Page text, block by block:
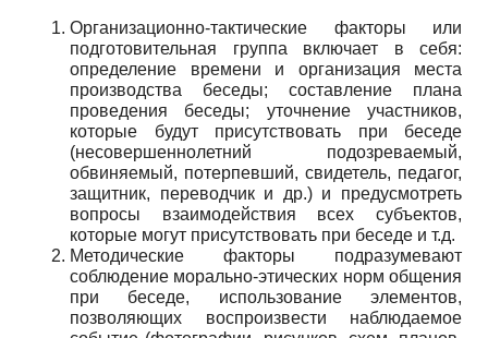
Организационно-тактические факторы или
подготовительная группа включает в себя:
определение времени и организация места
производства беседы; составление плана
проведения беседы; уточнение участников,
которые будут присутствовать при беседе
(несовершеннолетний подозреваемый,
обвиняемый, потерпевший, свидетель, педагог,
защитник, переводчик и др.) и предусмотреть
вопросы взаимодействия всех субъектов,
которые могут присутствовать при беседе и т.д.
Методические факторы подразумевают
соблюдение морально-этических норм общения
при беседе, использование элементов,
позволяющих воспроизвести наблюдаемое